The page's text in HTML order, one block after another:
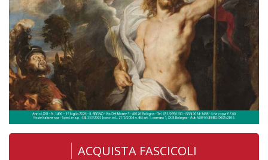
ACQUISTA FASCICOLI